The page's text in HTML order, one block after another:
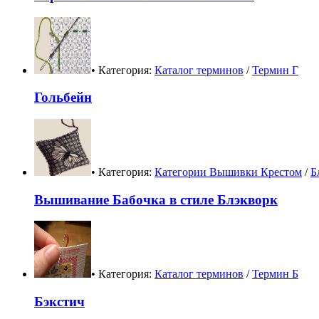
• Категория: Каталог терминов /Термин Г
Гольбейн
• Категория: Категории Вышивки Крестом /
Вышивание Бабочка в стиле Блэкворк
• Категория: Каталог терминов /Термин Б
Бэкстич